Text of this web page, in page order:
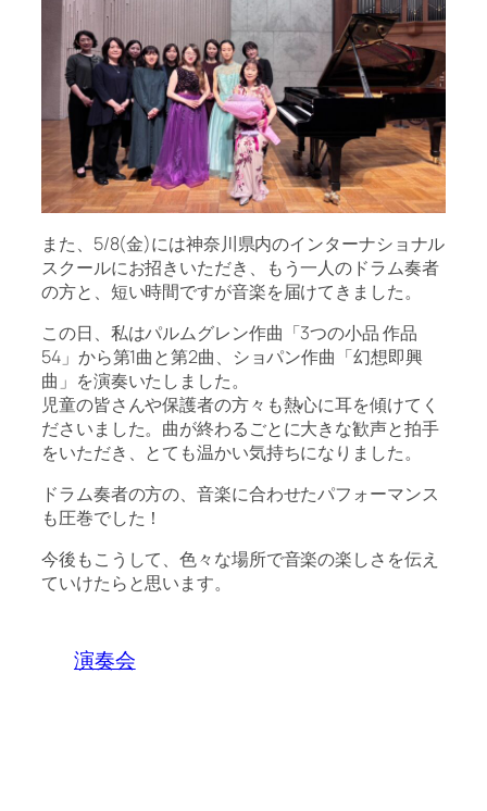
また、5/8(金)には神奈川県内のインターナショナル
スクールにお招きいただき、もう一人のドラム奏者
の方と、短い時間ですが音楽を届けてきました。
この日、私はパルムグレン作曲「3つの小品 作品
54」から第1曲と第2曲、ショパン作曲「幻想即興
曲」を演奏いたしました。
児童の皆さんや保護者の方々も熱心に耳を傾けてく
ださいました。曲が終わるごとに大きな歓声と拍手
をいただき、とても温かい気持ちになりました。
ドラム奏者の方の、音楽に合わせたパフォーマンス
も圧巻でした！
今後もこうして、色々な場所で音楽の楽しさを伝え
ていけたらと思います。
演奏会